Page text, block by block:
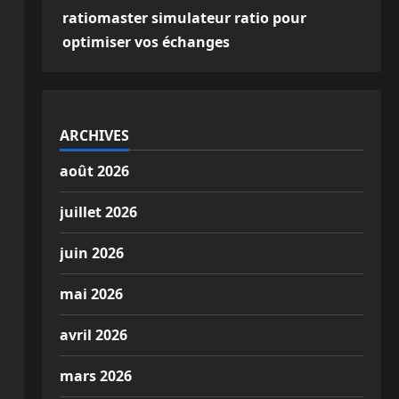
ratiomaster simulateur ratio pour
optimiser vos échanges
ARCHIVES
août 2026
juillet 2026
juin 2026
mai 2026
avril 2026
mars 2026